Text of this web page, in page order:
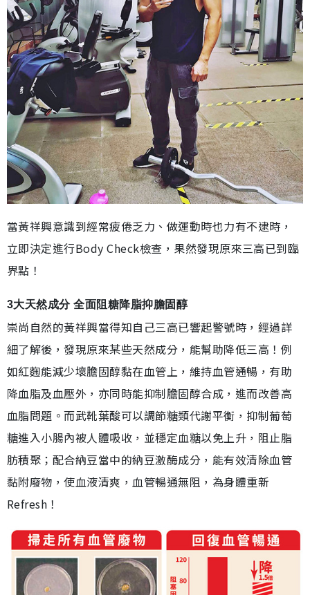
當黃祥興意識到經常疲倦乏力、做運動時也力有不逮時，
立即決定進行Body Check檢查，果然發現原來三高已到臨
界點！
3大天然成分 全面阻糖降脂抑膽固醇
崇尚自然的黃祥興當得知自己三高已響起警號時，經過詳
細了解後，發現原來某些天然成分，能幫助降低三高！例
如紅麴能減少壞膽固醇黏在血管上，維持血管通暢，有助
降血脂及血壓外，亦同時能抑制膽固醇合成，進而改善高
血脂問題。而武靴葉酸可以調節糖類代謝平衡，抑制葡萄
糖進入小腸內被人體吸收，並穩定血糖以免上升，阻止脂
肪積聚；配合納豆當中的納豆激酶成分，能有效清除血管
黏附廢物，使血液清爽，血管暢通無阻，為身體重新
Refresh！